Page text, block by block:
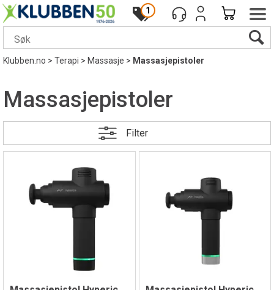
1
Klubben.no>Terapi>Massasje> Massasjepistoler
Massasjepistoler
Filter